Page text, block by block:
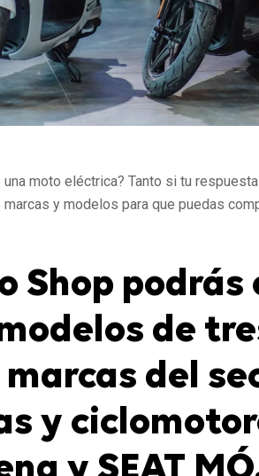
una moto eléctrica? Tanto si tu
y modelos para que puedas
Shop
de
del
y